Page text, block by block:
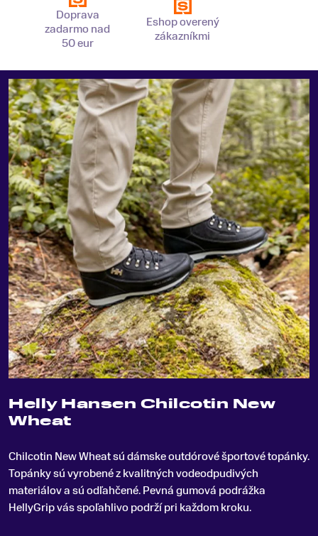
Doprava
zadarmo nad
50 eur
Eshop overený
zákazníkmi
Helly Hansen Chilcotin New
Wheat
Chilcotin New Wheat sú dámske outdórové športové topánky.
Topánky sú vyrobené z kvalitných vodeodpudivých
materiálov a sú odľahčené. Pevná gumová podrážka
HellyGrip vás spoľahlivo podrží pri každom kroku.